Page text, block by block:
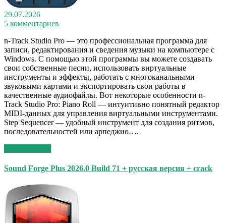
29.07.2026
5 комментариев
n-Track Studio Pro — это профессиональная программа для
записи, редактирования и сведения музыки на компьютере с
Windows. С помощью этой программы вы можете создавать
свои собственные песни, использовать виртуальные
инструменты и эффекты, работать с многоканальными
звуковыми картами и экспортировать свои работы в
качественные аудиофайлы. Вот некоторые особенности n-
Track Studio Pro: Piano Roll — интуитивно понятный редактор
MIDI-данных для управления виртуальными инструментами.
Step Sequencer — удобный инструмент для создания ритмов,
последовательностей или арпеджио….
Sound Forge Plus 2026.0 Build 71 + русская версия + crack